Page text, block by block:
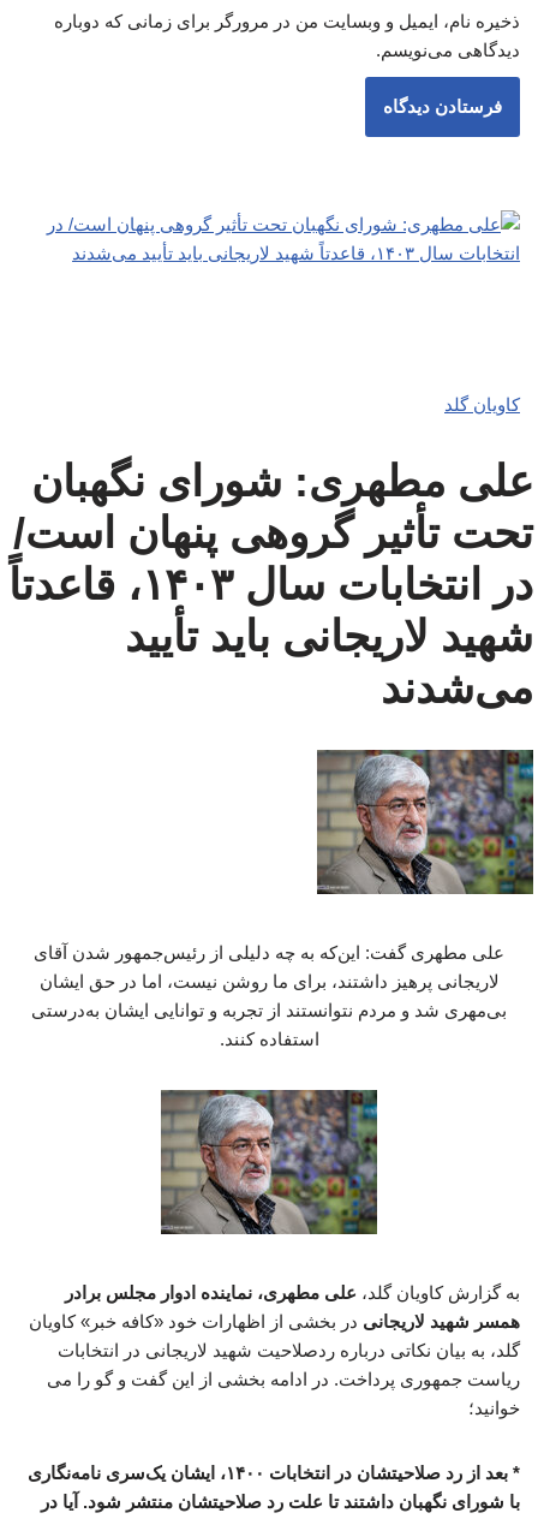
ذخیره نام، ایمیل و وبسایت من در مرورگر برای زمانی که دوباره
دیدگاهی می‌نویسم.
کاویان گلد
علی مطهری: شورای نگهبان
تحت تأثیر گروهی پنهان است/
در انتخابات سال ۱۴۰۳، قاعدتاً
شهید لاریجانی باید تأیید
می‌شدند
علی مطهری گفت: این‌که به چه دلیلی از رئیس‌جمهور شدن آقای
لاریجانی پرهیز داشتند، برای ما روشن نیست، اما در حق ایشان
بی‌مهری شد و مردم نتوانستند از تجربه و توانایی ایشان به‌درستی
استفاده کنند.
به گزارش کاویان گلد، علی مطهری، نماینده ادوار مجلس برادر
همسر شهید لاریجانی در بخشی از اظهارات خود «کافه خبر» کاویان
گلد، به بیان نکاتی درباره ردصلاحیت شهید لاریجانی در انتخابات
ریاست جمهوری پرداخت. در ادامه بخشی از این گفت و گو را می
خوانید؛
* بعد از رد صلاحیتشان در انتخابات ۱۴۰۰، ایشان یک‌سری نامه‌نگاری
با شورای نگهبان داشتند تا علت رد صلاحیتشان منتشر شود. آیا در